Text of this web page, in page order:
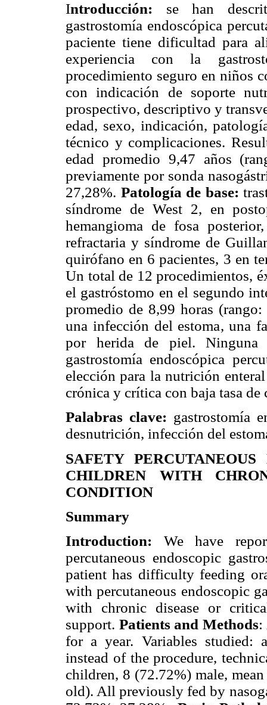
Introducción: se han
gastrostomía endoscópica
paciente tiene dificultad para
experiencia con la
procedimiento seguro en niños
con indicación de soporte
prospectivo, descriptivo y
edad, sexo, indicación,
técnico y complicaciones.
edad promedio 9,47 años
previamente por sonda
27,28%. Patología de base:
síndrome de West 2, en
hemangioma de fosa
refractaria y síndrome de
quirófano en 6 pacientes, 3 en
Un total de 12 procedimientos,
el gastróstomo en el segundo
promedio de 8,99 horas
una infección del estoma, una
por herida de piel. Ninguna
gastrostomía endoscópica
elección para la nutrición
crónica y crítica con baja tasa de
Palabras clave: gastrostomía
desnutrición, infección del
SAFETY
CHILDREN WITH
CONDITION
Summary
Introduction: We have
percutaneous endoscopic
patient has difficulty feeding
with percutaneous endoscopic
with chronic disease or
support. Patients and Methods:
for a year. Variables studied:
instead of the procedure,
children, 8 (72.72%) male,
old). All previously fed by